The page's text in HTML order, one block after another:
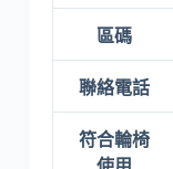
區碼
聯絡電話
符合輪椅